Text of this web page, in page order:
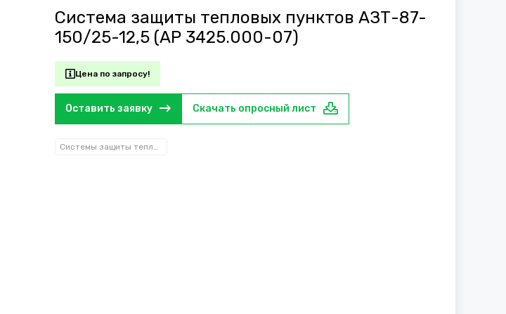
Система защиты тепловых пунктов АЗТ-87-
150/25-12,5 (АР 3425.000-07)
Цена по запросу!
Оставить заявку Скачать опросный лист
Системы защиты тепловых пунктов АЗТ-87